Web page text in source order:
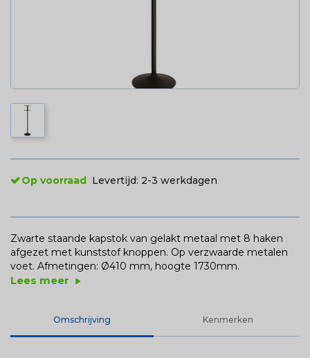
Op voorraad Levertijd: 2-3 werkdagen
Zwarte staande kapstok van gelakt metaal met 8 haken
afgezet met kunststof knoppen. Op verzwaarde metalen
voet. Afmetingen: Ø410 mm, hoogte 1730mm.
Lees meer play_arrow
Omschrijving Kenmerken